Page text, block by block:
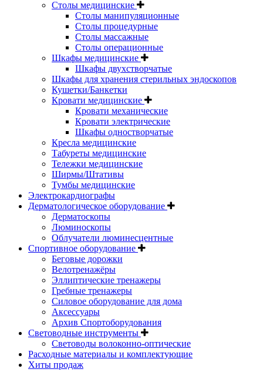
Столы медицинские
Столы манипуляционные
Столы процедурные
Столы массажные
Столы операционные
Шкафы медицинские
Шкафы двухстворчатые
Шкафы для хранения стерильных эндоскопов
Кушетки/Банкетки
Кровати медицинские
Кровати механические
Кровати электрические
Шкафы одностворчатые
Кресла медицинские
Табуреты медицинские
Тележки медицинские
Ширмы/Штативы
Тумбы медицинские
Электрокардиографы
Дерматологическое оборудование
Дерматоскопы
Люминоскопы
Облучатели люминесцентные
Спортивное оборудование
Беговые дорожки
Велотренажёры
Эллиптические тренажеры
Гребные тренажеры
Силовое оборудование для дома
Аксессуары
Архив Спортоборудования
Световодные инструменты
Световоды волоконно-оптические
Расходные материалы и комплектующие
Хиты продаж